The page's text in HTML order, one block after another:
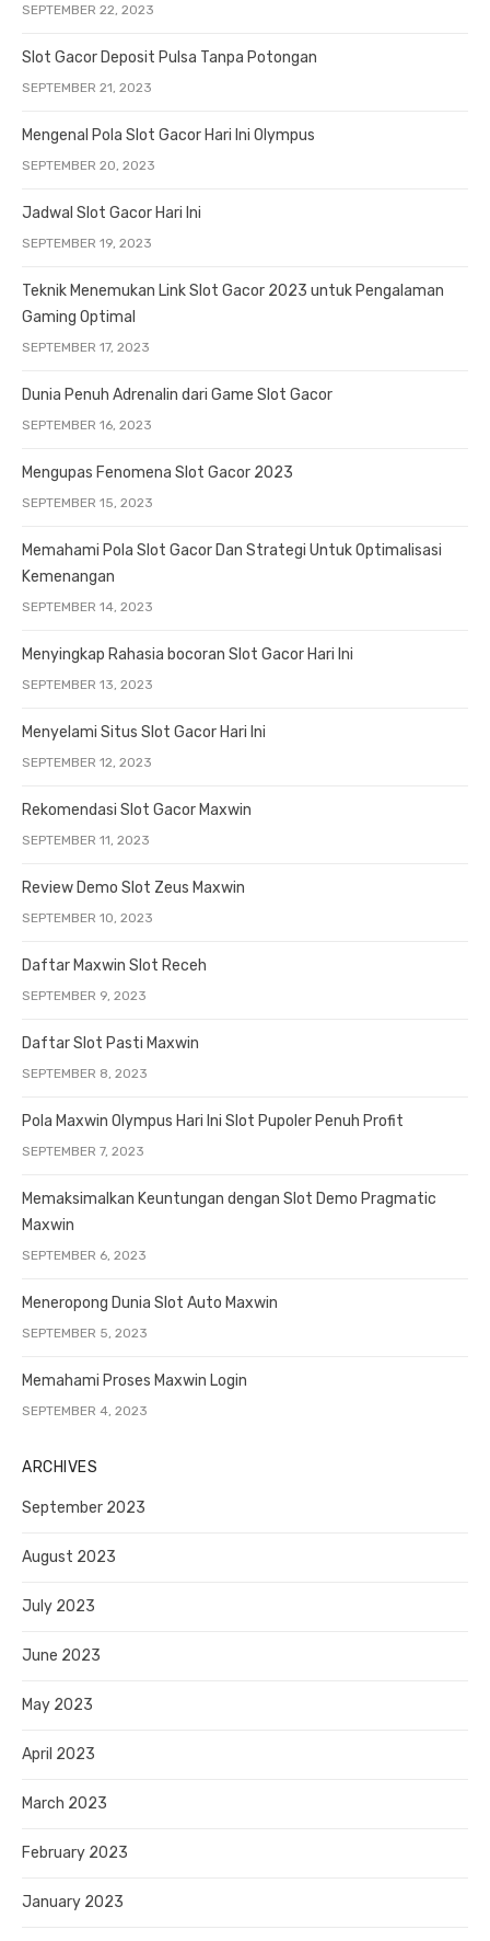
SEPTEMBER 22, 2023
Slot Gacor Deposit Pulsa Tanpa Potongan
SEPTEMBER 21, 2023
Mengenal Pola Slot Gacor Hari Ini Olympus
SEPTEMBER 20, 2023
Jadwal Slot Gacor Hari Ini
SEPTEMBER 19, 2023
Teknik Menemukan Link Slot Gacor 2023 untuk Pengalaman
Gaming Optimal
SEPTEMBER 17, 2023
Dunia Penuh Adrenalin dari Game Slot Gacor
SEPTEMBER 16, 2023
Mengupas Fenomena Slot Gacor 2023
SEPTEMBER 15, 2023
Memahami Pola Slot Gacor Dan Strategi Untuk Optimalisasi
Kemenangan
SEPTEMBER 14, 2023
Menyingkap Rahasia bocoran Slot Gacor Hari Ini
SEPTEMBER 13, 2023
Menyelami Situs Slot Gacor Hari Ini
SEPTEMBER 12, 2023
Rekomendasi Slot Gacor Maxwin
SEPTEMBER 11, 2023
Review Demo Slot Zeus Maxwin
SEPTEMBER 10, 2023
Daftar Maxwin Slot Receh
SEPTEMBER 9, 2023
Daftar Slot Pasti Maxwin
SEPTEMBER 8, 2023
Pola Maxwin Olympus Hari Ini Slot Pupoler Penuh Profit
SEPTEMBER 7, 2023
Memaksimalkan Keuntungan dengan Slot Demo Pragmatic
Maxwin
SEPTEMBER 6, 2023
Meneropong Dunia Slot Auto Maxwin
SEPTEMBER 5, 2023
Memahami Proses Maxwin Login
SEPTEMBER 4, 2023
ARCHIVES
September 2023
August 2023
July 2023
June 2023
May 2023
April 2023
March 2023
February 2023
January 2023